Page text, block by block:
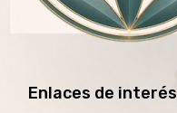
Enlaces de interés